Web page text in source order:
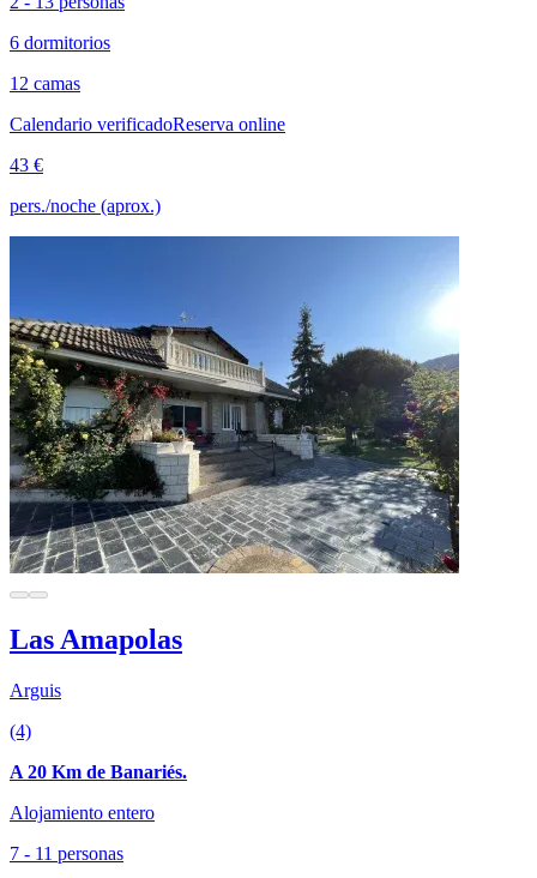
6 dormitorios
12 camas
Calendario verificadoReserva online
43 €
pers./noche (aprox.)
Las Amapolas
Arguis
(4)
A 20 Km de Banariés.
Alojamiento entero
7 - 11 personas